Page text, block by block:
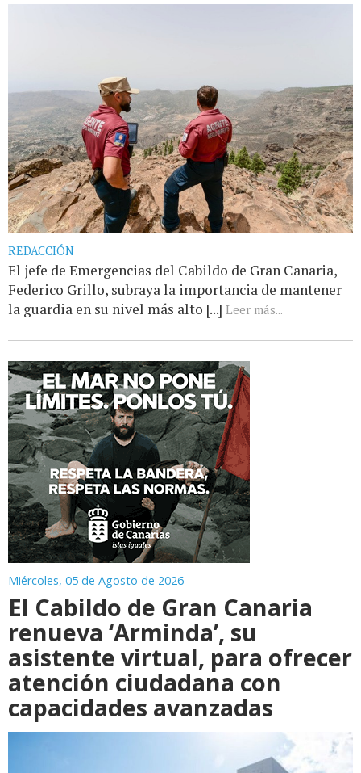
REDACCIÓN
El jefe de Emergencias del Cabildo de Gran Canaria,
Federico Grillo, subraya la importancia de mantener
la guardia en su nivel más alto [...] Leer más...
Miércoles, 05 de Agosto de 2026
El Cabildo de Gran Canaria
renueva ‘Arminda’, su
asistente virtual, para ofrecer
atención ciudadana con
capacidades avanzadas